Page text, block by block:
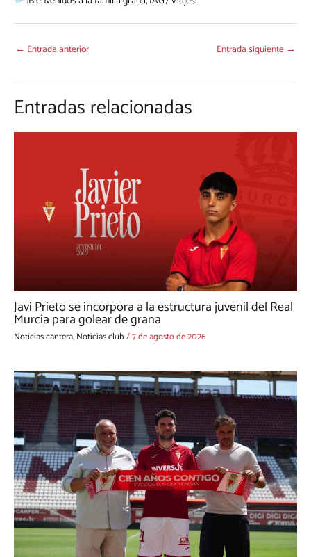
← Entrada anterior Entrada siguiente →
Entradas relacionadas
Javi Prieto se incorpora a la estructura juvenil del Real
Murcia para golear de grana
Noticias cantera,Noticias club/7 de agosto de 2026